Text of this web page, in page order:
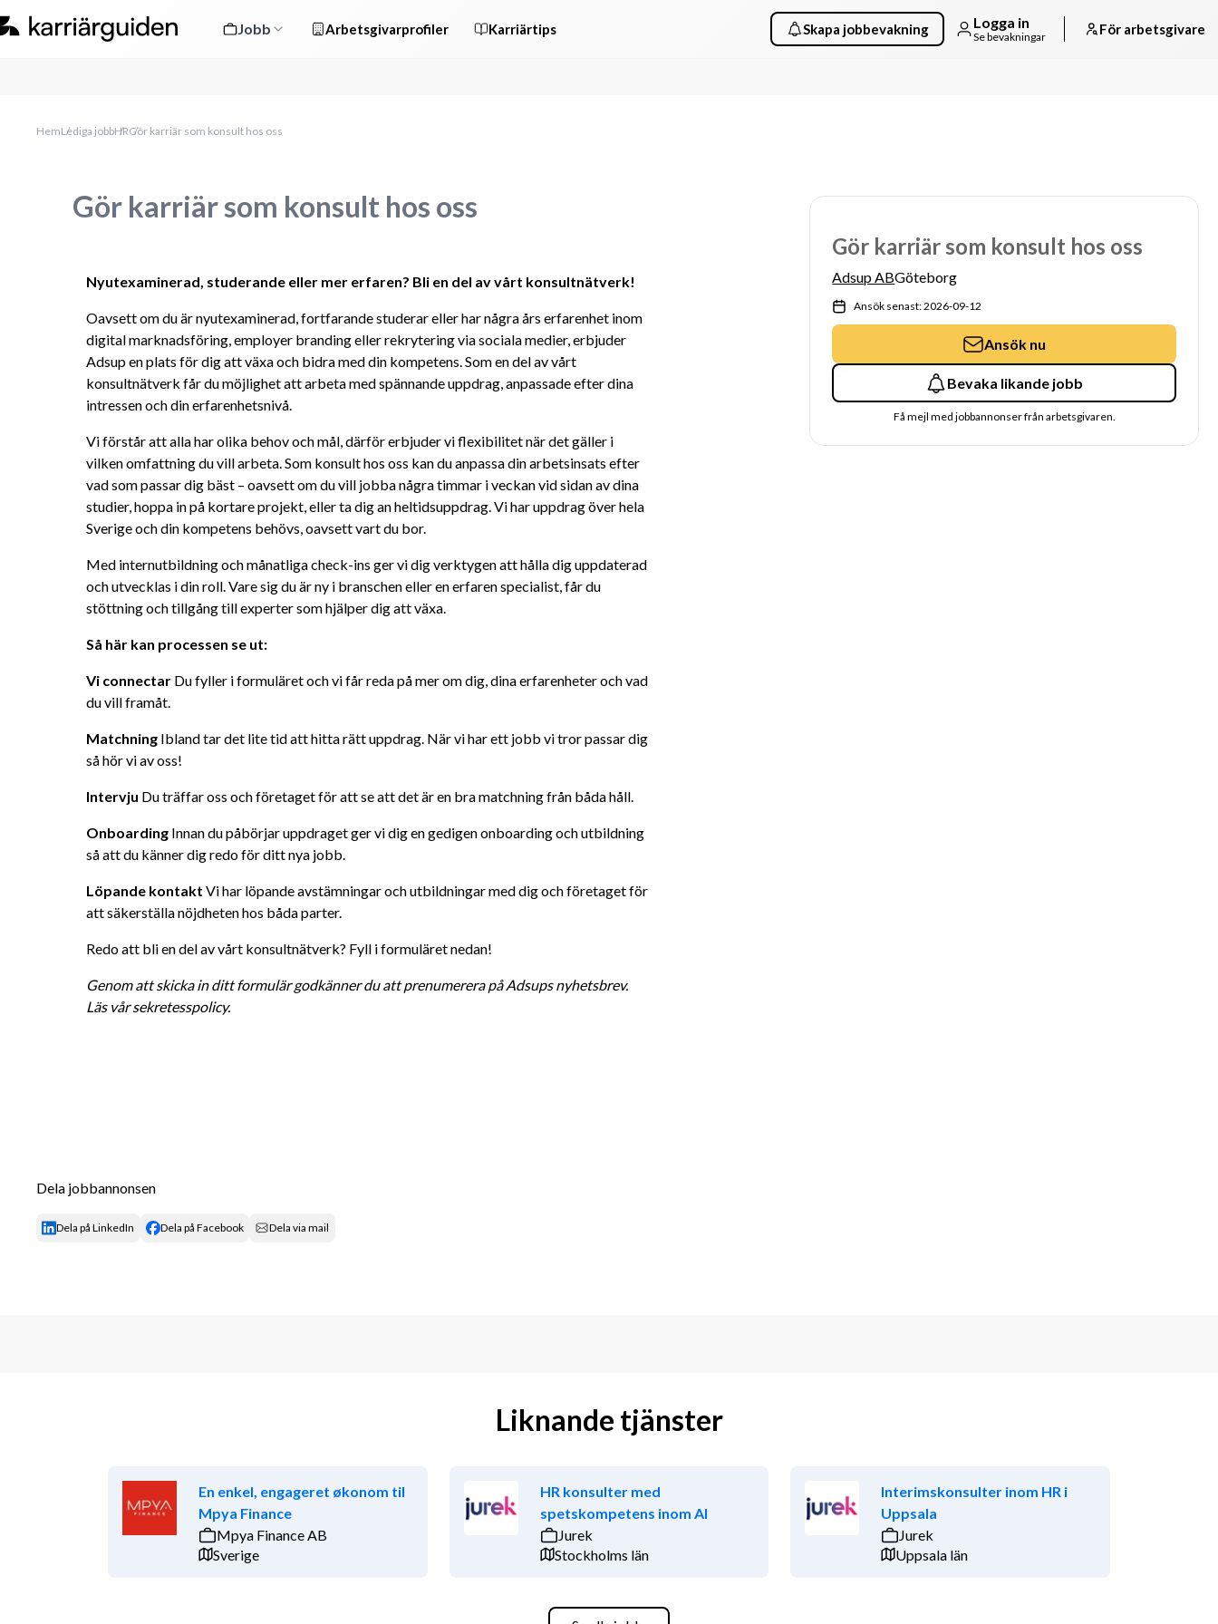
Jobb Arbetsgivarprofiler Karriärtips Skapa jobbevakning Logga in
Se bevakningar För arbetsgivare
HemLediga jobbHRGör karriär som konsult hos oss
Gör karriär som konsult hos oss
Nyutexaminerad, studerande eller mer erfaren? Bli en del av vårt konsultnätverk!
Oavsett om du är nyutexaminerad, fortfarande studerar eller har några års erfarenhet inom
digital marknadsföring, employer branding eller rekrytering via sociala medier, erbjuder
Adsup en plats för dig att växa och bidra med din kompetens. Som en del av vårt
konsultnätverk får du möjlighet att arbeta med spännande uppdrag, anpassade efter dina
intressen och din erfarenhetsnivå.
Vi förstår att alla har olika behov och mål, därför erbjuder vi flexibilitet när det gäller i
vilken omfattning du vill arbeta. Som konsult hos oss kan du anpassa din arbetsinsats efter
vad som passar dig bäst – oavsett om du vill jobba några timmar i veckan vid sidan av dina
studier, hoppa in på kortare projekt, eller ta dig an heltidsuppdrag. Vi har uppdrag över hela
Sverige och din kompetens behövs, oavsett vart du bor.
Med internutbildning och månatliga check-ins ger vi dig verktygen att hålla dig uppdaterad
och utvecklas i din roll. Vare sig du är ny i branschen eller en erfaren specialist, får du
stöttning och tillgång till experter som hjälper dig att växa.
Så här kan processen se ut:
Vi connectar Du fyller i formuläret och vi får reda på mer om dig, dina erfarenheter och vad
du vill framåt.
Matchning Ibland tar det lite tid att hitta rätt uppdrag. När vi har ett jobb vi tror passar dig
så hör vi av oss!
Intervju Du träffar oss och företaget för att se att det är en bra matchning från båda håll.
Onboarding Innan du påbörjar uppdraget ger vi dig en gedigen onboarding och utbildning
så att du känner dig redo för ditt nya jobb.
Löpande kontakt Vi har löpande avstämningar och utbildningar med dig och företaget för
att säkerställa nöjdheten hos båda parter.
Redo att bli en del av vårt konsultnätverk? Fyll i formuläret nedan!
Genom att skicka in ditt formulär godkänner du att prenumerera på Adsups nyhetsbrev.
Läs vår sekretesspolicy.
Gör karriär som konsult hos oss
Adsup ABGöteborg
Ansök senast: 2026-09-12
Ansök nu
Bevaka likande jobb
Få mejl med jobbannonser från arbetsgivaren.
Dela jobbannonsen
Dela på LinkedIn Dela på Facebook Dela via mail
Liknande tjänster
En enkel, engageret økonom til
Mpya Finance
Mpya Finance AB
Sverige
HR konsulter med
spetskompetens inom AI
Jurek
Stockholms län
Interimskonsulter inom HR i
Uppsala
Jurek
Uppsala län